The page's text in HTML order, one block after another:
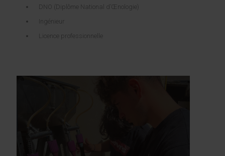
DNO (Diplôme National d’Œnologie)
Ingénieur
Licence professionnelle